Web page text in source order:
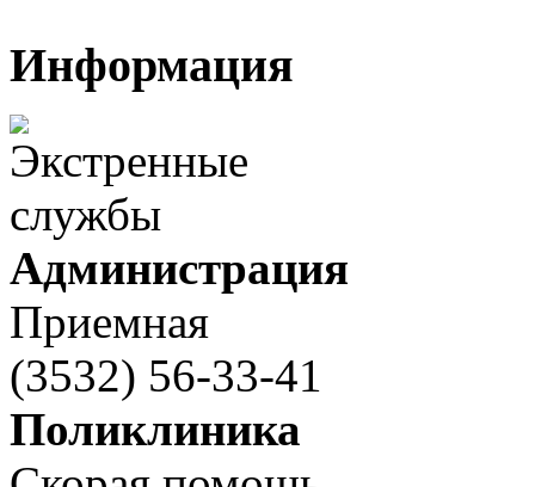
Информация
Администрация
Приемная
(3532) 56-33-41
Поликлиника